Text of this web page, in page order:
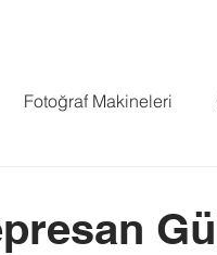
Fotoğraf Makineleri